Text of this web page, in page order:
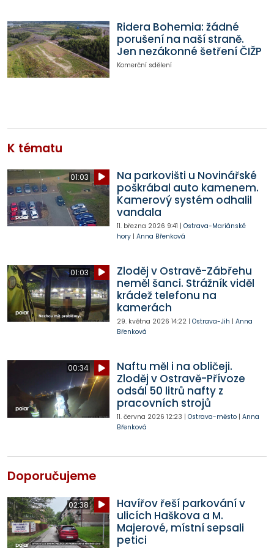
Ridera Bohemia: žádné
porušení na naší straně.
Jen nezákonné šetření ČIŽP
Komerční sdělení
K tématu
01:03
Na parkovišti u Novinářské
poškrábal auto kamenem.
Kamerový systém odhalil
vandala
11. března 2026 9:41 | Ostrava-Mariánské
hory| Anna Břenková
01:03
Zloděj v Ostravě-Zábřehu
neměl šanci. Strážník viděl
krádež telefonu na
kamerách
29. května 2026 14:22| Ostrava-Jih | Anna
Břenková
00:34
Naftu měl i na obličeji.
Zloděj v Ostravě-Přívoze
odsál 50 litrů nafty z
pracovních strojů
11. června 2026 12:23 | Ostrava-město| Anna
Břenková
Doporučujeme
02:38
Havířov řeší parkování v
ulicích Haškova a M.
Majerové, místní sepsali
petici